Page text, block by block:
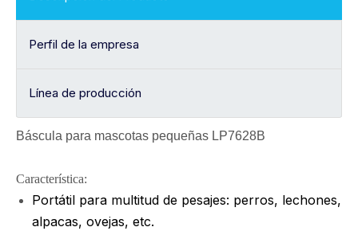
Perfil de la empresa
Línea de producción
Báscula para mascotas pequeñas LP7628B
Característica:
Portátil para multitud de pesajes: perros, lechones,
alpacas, ovejas, etc.